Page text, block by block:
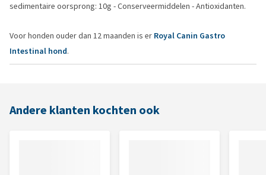
sedimentaire oorsprong: 10g - Conserveermiddelen - Antioxidanten.
Voor honden ouder dan 12 maanden is er Royal Canin Gastro
Intestinal hond.
Andere klanten kochten ook